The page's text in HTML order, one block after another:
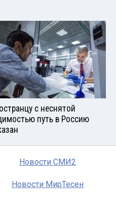
с неснятой
путь в Россию
Новости СМИ2
Новости МирТесен